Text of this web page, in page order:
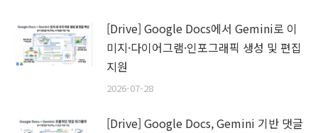
[Drive] Google Docs에서 Gemini로 이
미지·다이어그램·인포그래픽 생성 및 편집
지원
2026-07-28
[Drive] Google Docs, Gemini 기반 댓글